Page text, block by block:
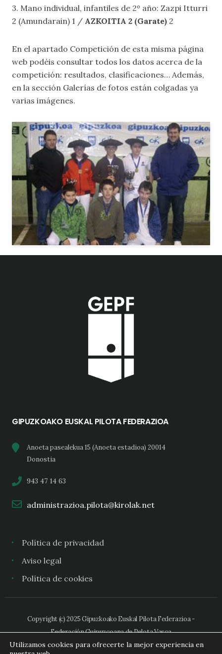
3. Mano individual, infantiles de 2º año: Zazpi Itturri
2 (Amundarain) 1 / AZKOITIA 2 (Garate) 2
En el apartado Competición de esta misma página
web podéis consultar todos los datos acerca de la
competición: resultados, clasificaciones… Además,
en la sección Galerías de fotos están colgadas ya
varias imágenes.
GIPUZKOAKO EUSKAL PILOTA FEDERAZIOA
Anoeta pasealekua 15 (Anoeta estadioa) 20014
Donostia
943 47 14 63
administrazioa.pilota@kirolak.net
Política de privacidad
Aviso legal
Política de cookies
Copyright (c) 2025 Gipuzkoako Euskal Pilota Federazioa -
Federación Guipuzcoana de Pelota Vasca
Utilizamos cookies para ofrecerte la mejor experiencia en